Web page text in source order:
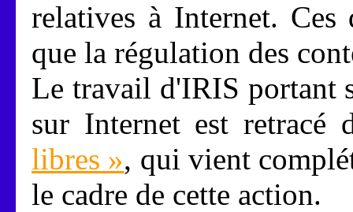
relatives à Internet. Ces
que la régulation des
Le travail d'IRIS portant
sur Internet est retracé
libres », qui vient
le cadre de cette action.